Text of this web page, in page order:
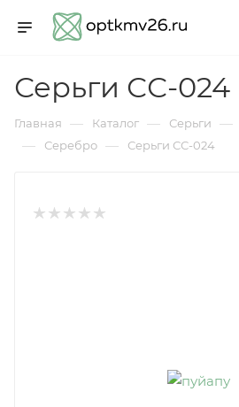
Серьги СС-024
Главная — Каталог — Серьги —
— Серебро — Серьги СС-024